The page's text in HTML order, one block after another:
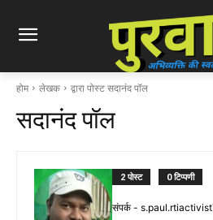
होम लेखक द्वारा पोस्ट सदानंद पॉल
सदानंद पॉल
2 पोस्ट 0 टिप्पणी
संपर्क -